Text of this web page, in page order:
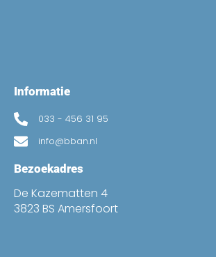
Informatie
033 - 456 31 95
info@bban.nl
Bezoekadres
De Kazematten 4
3823 BS Amersfoort